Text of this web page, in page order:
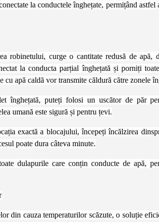
la conductele înghețate, permițând
robinetului, curge o cantitate redusă de apă,
la conducta parțial înghețată și porniți
cu apă caldă vor transmite căldură către zonele
înghețată, puteți folosi un uscător de păr
umană este sigură și pentru țevi.
exactă a blocajului, începeți încălzirea
poate dura câteva minute.
dulapurile care conțin conducte de apă,
din cauza temperaturilor scăzute, o soluție